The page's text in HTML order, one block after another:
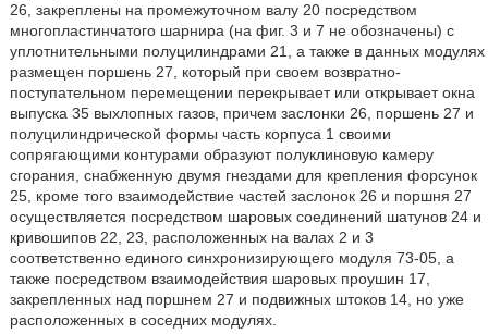
26, закреплены на промежуточном валу 20 посредством
многопластинчатого шарнира (на фиг. 3 и 7 не обозначены) с
уплотнительными полуцилиндрами 21, а также в данных модулях
размещен поршень 27, который при своем возвратно-
поступательном перемещении перекрывает или открывает окна
выпуска 35 выхлопных газов, причем заслонки 26, поршень 27 и
полуцилиндрической формы часть корпуса 1 своими
сопрягающими контурами образуют полуклиновую камеру
сгорания, снабженную двумя гнездами для крепления форсунок
25, кроме того взаимодействие частей заслонок 26 и поршня 27
осуществляется посредством шаровых соединений шатунов 24 и
кривошипов 22, 23, расположенных на валах 2 и 3
соответственно единого синхронизирующего модуля 73-05, а
также посредством взаимодействия шаровых проушин 17,
закрепленных над поршнем 27 и подвижных штоков 14, но уже
расположенных в соседних модулях.